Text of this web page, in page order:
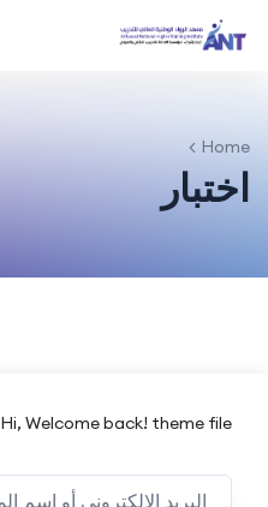
Home
اختبار
Hi, Welcome back! theme file